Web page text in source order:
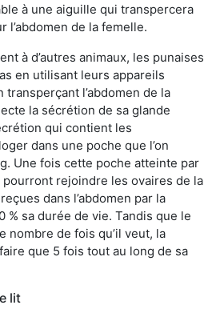
à une aiguille qui transpercera
l’abdomen de la femelle.
à d’autres animaux, les punaises
en utilisant leurs appareils
transperçant l’abdomen de la
la sécrétion de sa glande
qui contient les
dans une poche que l’on
Une fois cette poche atteinte par
rejoindre les ovaires de la
dans l’abdomen par la
sa durée de vie. Tandis que le
nombre de fois qu’il veut, la
que 5 fois tout au long de sa
lit